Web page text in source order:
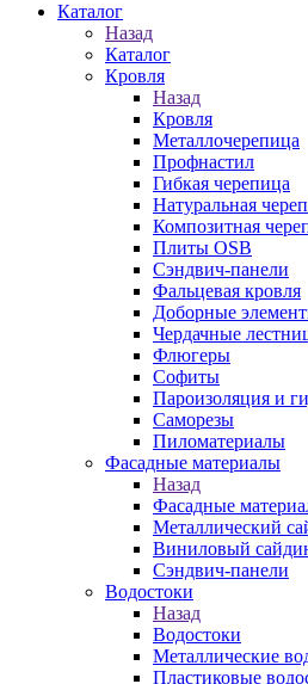
Каталог
Назад
Каталог
Кровля
Назад
Кровля
Металлочерепица
Профнастил
Гибкая черепица
Натуральная
Композитная
Плиты OSB
Сэндвич-панели
Фальцевая кровля
Доборные
Чердачные
Флюгеры
Софиты
Пароизоляция и
Саморезы
Пиломатериалы
Фасадные материалы
Назад
Фасадные
Металлический
Виниловый
Сэндвич-панели
Водостоки
Назад
Водостоки
Металлические
Пластиковые